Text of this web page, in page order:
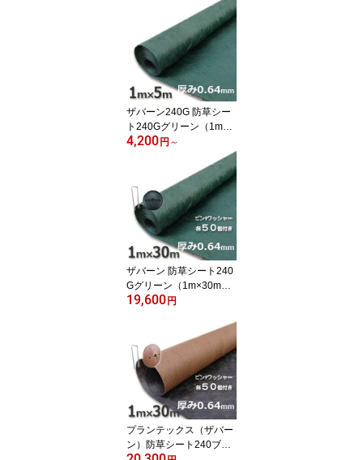
ザバーン240G 防草シー
ト240Gグリーン（1m×5
m）本体のみ買い得お試
4,200円 ～
ザバーン 防草シート240
Gグリーン（1m×30m）
とコ型ピン＋WDワッシ
19,600円
プランテックス（ザバー
ン）防草シート240ブラ